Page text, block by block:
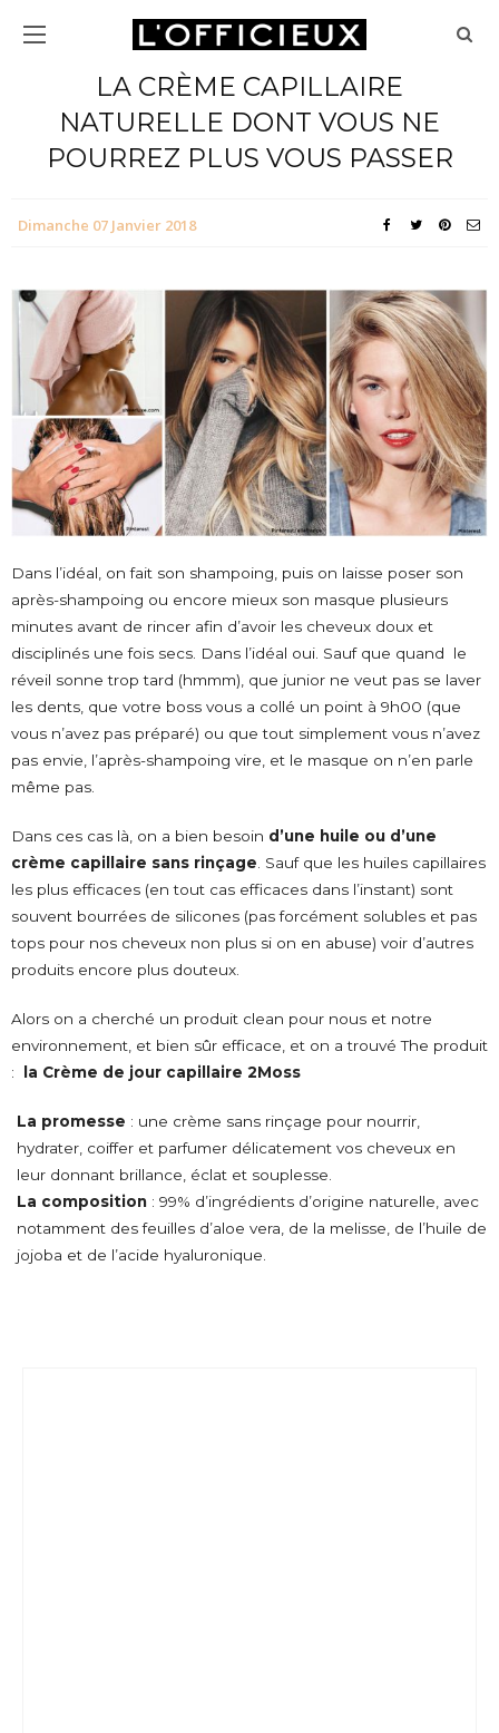
LA CRÈME CAPILLAIRE
NATURELLE DONT VOUS NE
POURREZ PLUS VOUS PASSER
Dimanche 07 Janvier 2018
Dans l’idéal, on fait son shampoing, puis on laisse poser son
après-shampoing ou encore mieux son masque plusieurs
minutes avant de rincer afin d’avoir les cheveux doux et
disciplinés une fois secs. Dans l’idéal oui. Sauf que quand le
réveil sonne trop tard (hmmm), que junior ne veut pas se laver
les dents, que votre boss vous a collé un point à 9h00 (que
vous n’avez pas préparé) ou que tout simplement vous n’avez
pas envie, l’après-shampoing vire, et le masque on n’en parle
même pas.
Dans ces cas là, on a bien besoin d’une huile ou d’une
crème capillaire sans rinçage. Sauf que les huiles capillaires
les plus efficaces (en tout cas efficaces dans l’instant) sont
souvent bourrées de silicones (pas forcément solubles et pas
tops pour nos cheveux non plus si on en abuse) voir d’autres
produits encore plus douteux.
Alors on a cherché un produit clean pour nous et notre
environnement, et bien sûr efficace, et on a trouvé The produit
:
la Crème de jour capillaire 2Moss
La promesse : une crème sans rinçage pour nourrir,
hydrater, coiffer et parfumer délicatement vos cheveux en
leur donnant brillance, éclat et souplesse.
La composition : 99% d’ingrédients d’origine naturelle, avec
notamment des feuilles d’aloe vera, de la melisse, de l’huile de
jojoba et de l’acide hyaluronique.